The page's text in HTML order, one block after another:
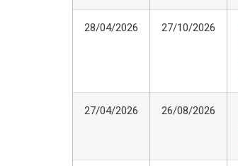
28/04/2026 27/10/2026
27/04/2026 26/08/2026